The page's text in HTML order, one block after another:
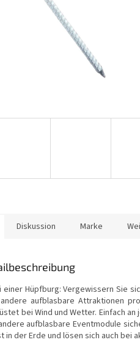
Diskussion Marke
Hüpfburg: Vergewissern Sie
aufblasbare Attraktionen
bei Wind und Wetter. Einfach
aufblasbare Eventmodule
in der Erde und lösen sich auch bei